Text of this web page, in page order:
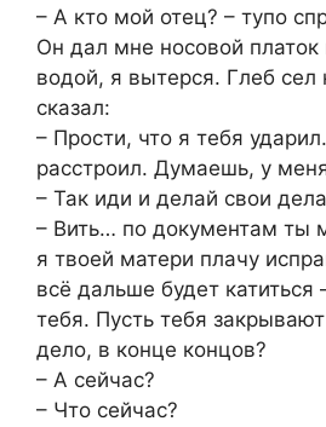
– А кто мой отец? – тупо
Он дал мне носовой платок
водой, я вытерся. Глеб сел
сказал:
– Прости, что я тебя
расстроил. Думаешь, у
– Так иди и делай свои
– Вить… по документам ты
я твоей матери плачу
всё дальше будет катиться
тебя. Пусть тебя
дело, в конце концов?
– А сейчас?
– Что сейчас?